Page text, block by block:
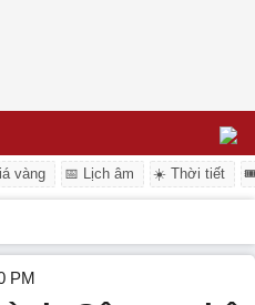
vàng 📅 Lịch âm ☀️ Thời tiết
PM